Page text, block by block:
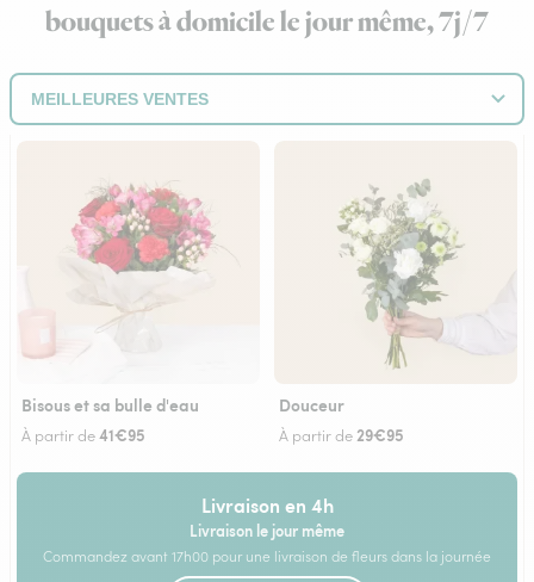
bouquets à domicile le jour même, 7j/7
Bisous et sa bulle d'eau
À partir de41€95
Douceur
À partir de 29€95
Livraison en 4h
Livraison le jour même
Commandez avant 17h00 pour une livraison de fleurs dans la journée